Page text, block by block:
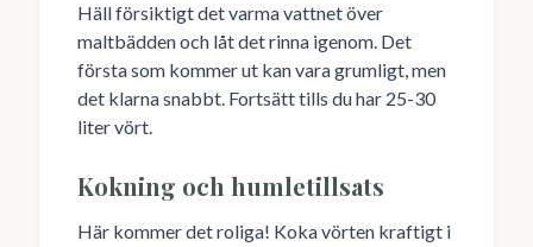
Häll försiktigt det varma vattnet över
maltbädden och låt det rinna igenom. Det
första som kommer ut kan vara grumligt, men
det klarna snabbt. Fortsätt tills du har 25-30
liter vört.
Kokning och humletillsats
Här kommer det roliga! Koka vörten kraftigt i